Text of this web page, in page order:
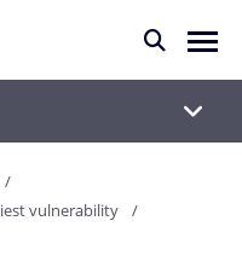
vulnerability